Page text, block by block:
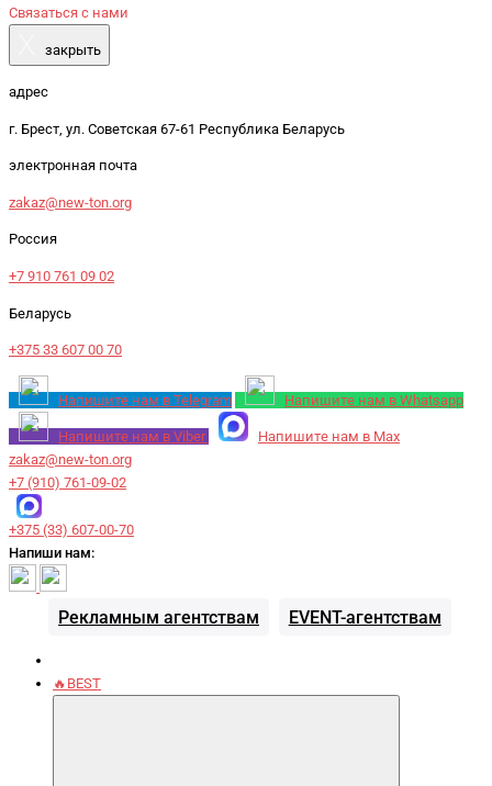
Связаться с нами
закрыть
адрес
г. Брест, ул. Советская 67-61 Республика Беларусь
электронная почта
zakaz@new-ton.org
Россия
+7 910 761 09 02
Беларусь
+375 33 607 00 70
Напишите нам в Telegram Напишите нам в Whatsapp
Напишите нам в Viber
Напишите нам в Max
zakaz@new-ton.org
+7 (910) 761-09-02
+375 (33) 607-00-70
Напиши нам:
Рекламным агентствам EVENT-агентствам
🔥BEST